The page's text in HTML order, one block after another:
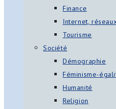
Finance
Internet,
Tourisme
Société
Démographie
Féminisme-
Humanité
Religion